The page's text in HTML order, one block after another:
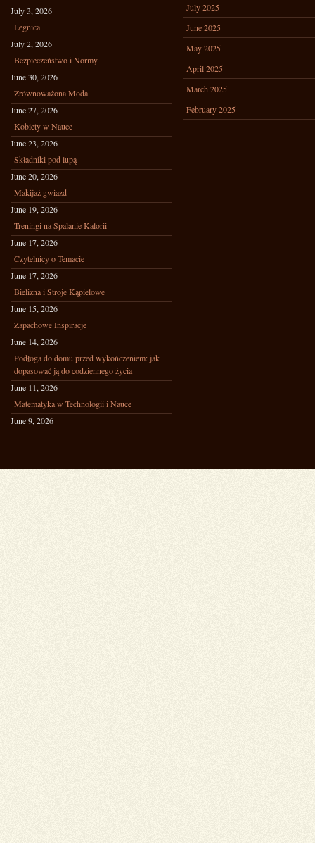
July 3, 2026
Legnica
July 2, 2026
Bezpieczeństwo i Normy
June 30, 2026
Zrównoważona Moda
June 27, 2026
Kobiety w Nauce
June 23, 2026
Składniki pod lupą
June 20, 2026
Makijaż gwiazd
June 19, 2026
Treningi na Spalanie Kalorii
June 17, 2026
Czytelnicy o Temacie
June 17, 2026
Bielizna i Stroje Kąpielowe
June 15, 2026
Zapachowe Inspiracje
June 14, 2026
Podłoga do domu przed wykończeniem: jak
dopasować ją do codziennego życia
June 11, 2026
Matematyka w Technologii i Nauce
June 9, 2026
July 2025
June 2025
May 2025
April 2025
March 2025
February 2025